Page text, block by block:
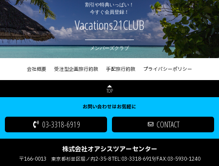
割引や特典いっぱい！
今すぐ会員登録！
Vacations21CLUB
メンバーズクラブ
会社概要 受注型企画旅行約款 手配旅行約款 プライバシーポリシー
TOP
お問い合わせはお気軽に
03-3318-6919 CONTACT
株式会社オアシスツアーセンター
〒166-0013 東京都杉並区堀ノ内2-35-8 TEL:03-3318-6919/FAX:03-5930-1240